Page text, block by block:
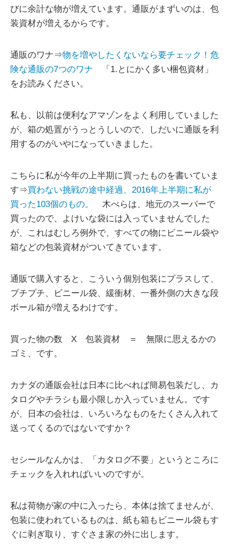
びに余計な物が増えています。通販がまずいのは、包
装資材が増えるからです。
通販のワナ⇒物を増やしたくないなら要チェック！危
険な通販の7つのワナ 「1.とにかく多い梱包資材」
をお読みください。
私も、以前は便利なアマゾンをよく利用していました
が、箱の処置がうっとうしいので、しだいに通販を利
用するのがいやになっていきました。
こちらに私が今年の上半期に買ったものを書いていま
す⇒買わない挑戦の途中経過、2016年上半期に私が
買った103個のもの。
木べらは、地元のスーパーで
買ったので、よけいな袋には入っていませんでした
が、これはむしろ例外で、すべての物にビニール袋や
箱などの包装資材がついてきています。
通販で購入すると、こういう個別包装にプラスして、
プチプチ、ビニール袋、緩衝材、一番外側の大きな段
ボール箱が増えるわけです。
買った物の数 X 包装資材 ＝ 無限に思えるかの
ゴミ、です。
カナダの通販会社は日本に比べれば簡易包装だし、カ
タログやチラシも最小限しか入っていません。です
が、日本の会社は、いろいろなものをたくさん入れて
送ってくるのではないですか？
セシールなんかは、「カタログ不要」というところに
チェックを入れればいいのですが。
私は荷物が家の中に入ったら、本体は捨てませんが、
包装に使われているものは、紙も箱もビニール袋もす
ぐに剥ぎ取り、すぐさま家の外に出します。